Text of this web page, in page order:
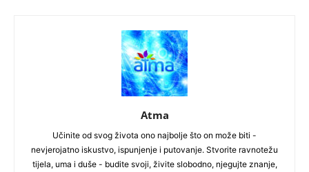
Atma
Učinite od svog života ono najbolje što on može biti -
nevjerojatno iskustvo, ispunjenje i putovanje. Stvorite ravnotežu
tijela, uma i duše - budite svoji, živite slobodno, njegujte znanje,